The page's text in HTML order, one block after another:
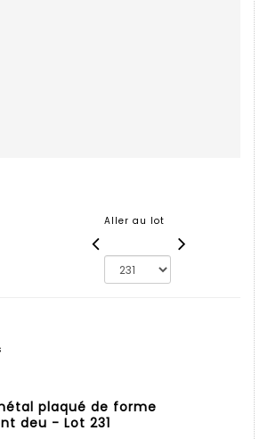
Aller au lot
plaqué de forme
deu - Lot 231